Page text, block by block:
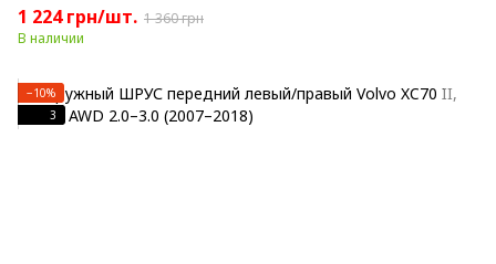
1 224 грн/шт. 1 360 грн
В наличии
−10%
3